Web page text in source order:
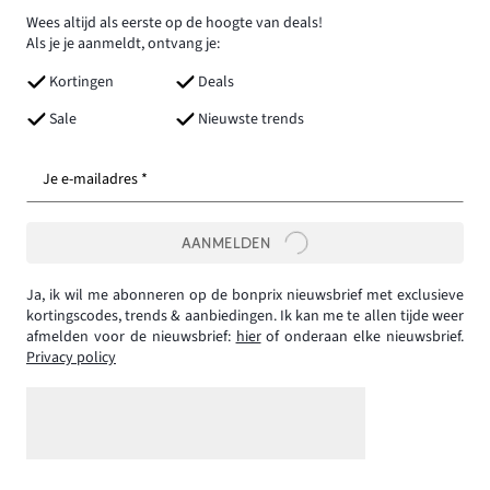
Wees altijd als eerste op de hoogte van deals!
Als je je aanmeldt, ontvang je:
Kortingen
Deals
Sale
Nieuwste trends
Je e-mailadres *
AANMELDEN
Ja, ik wil me abonneren op de bonprix nieuwsbrief met exclusieve
kortingscodes, trends & aanbiedingen. Ik kan me te allen tijde weer
afmelden voor de nieuwsbrief: hierof onderaan elke nieuwsbrief.
Privacy policy